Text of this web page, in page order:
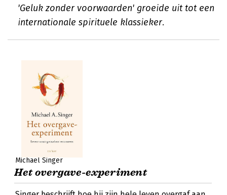
'Geluk zonder voorwaarden' groeide uit tot een
internationale spirituele klassieker.
Michael Singer
Het overgave-experiment